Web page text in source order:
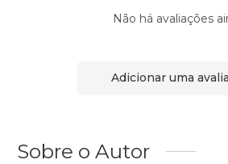
Não há avaliações
Adicionar uma
Sobre o Autor